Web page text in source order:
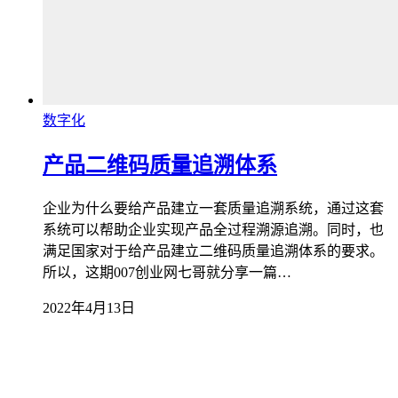
数字化
产品二维码质量追溯体系
企业为什么要给产品建立一套质量追溯系统，通过这套
系统可以帮助企业实现产品全过程溯源追溯。同时，也
满足国家对于给产品建立二维码质量追溯体系的要求。
所以，这期007创业网七哥就分享一篇…
2022年4月13日